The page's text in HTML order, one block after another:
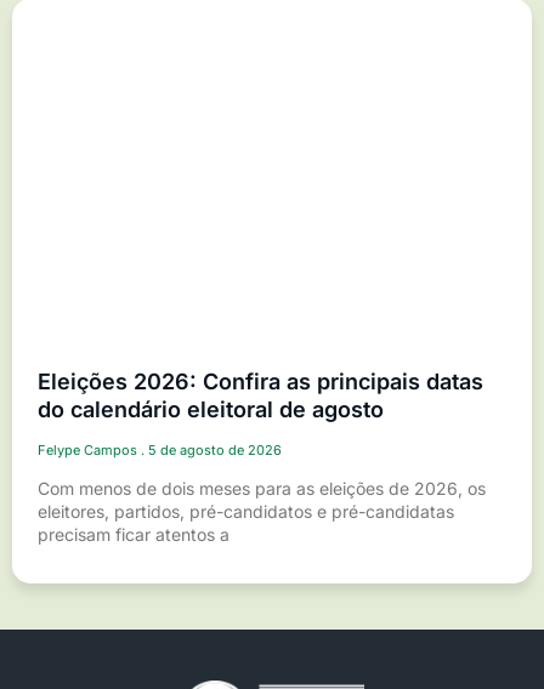
Eleições 2026: Confira as principais datas
do calendário eleitoral de agosto
Felype Campos 5 de agosto de 2026
Com menos de dois meses para as eleições de 2026, os
eleitores, partidos, pré-candidatos e pré-candidatas
precisam ficar atentos a